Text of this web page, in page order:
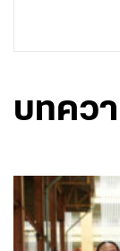
บทคว